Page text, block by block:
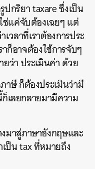
ปกริยาtaxareซึ่งเป็น
แค่จับต้องเฉยๆ แต่
วลาที่เราต้องการประ
ก็อาจต้องใช้การจับๆ
ว่า ประเมินค่า ด้วย
าษี ก็ต้องประเมินว่ามี
เลยกลายมามีความ
มาสู่ภาษาอังกฤษและ
เป็นtaxที่หมายถึง